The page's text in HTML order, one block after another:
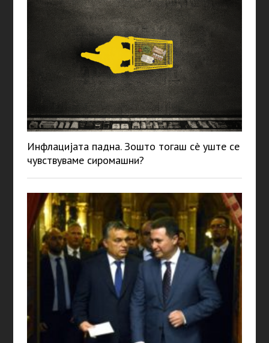
Инфлацијата падна. Зошто тогаш сè уште се
чувствуваме сиромашни?